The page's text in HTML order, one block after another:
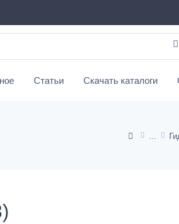
Статьи Скачать каталоги